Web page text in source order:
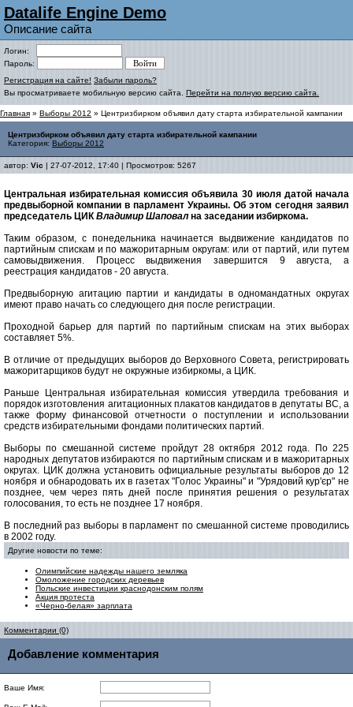
Datalife Engine Demo
Описание сайта
Логин:
Пароль:
Регистрация на сайте! Забыли пароль?
Вы просматриваете мобильную версию сайта. Перейти на полную версию сайта.
Главная » Выборы 2012 » Центризбирком объявил дату старта избирательной кампании
Центризбирком объявил дату старта избирательной кампании
Категория: Выборы 2012
автор: Vic | 27-07-2012, 17:40 | Просмотров: 5267
Центральная избирательная комиссия объявила 30 июля датой начала
предвыборной компании в парламент Украины. Об этом сегодня заявил
председатель ЦИКВладимир Шаповална заседании избиркома.
Таким образом, с понедельника начинается выдвижение кандидатов по
партийным спискам и по мажоритарным округам: или от партий, или путем
самовыдвижения. Процесс выдвижения завершится 9 августа, а
реестрация кандидатов - 20 августа.
Предвыборную агитацию партии и кандидаты в одномандатных округах
имеют право начать со следующего дня после регистрации.
Проходной барьер для партий по партийным спискам на этих выборах
составляет 5%.
В отличие от предыдущих выборов до Верховного Совета, регистрировать
мажоритарщиков будут не окружные избиркомы, а ЦИК.
Раньше Центральная избирательная комиссия утвердила требования и
порядок изготовления агитационных плакатов кандидатов в депутаты ВС, а
также форму финансовой отчетности о поступлении и использовании
средств избирательными фондами политических партий.
Выборы по смешанной системе пройдут 28 октября 2012 года. По 225
народных депутатов избираются по партийным спискам и в мажоритарных
округах. ЦИК должна установить официальные результаты выборов до 12
ноября и обнародовать их в газетах "Голос Украины" и "Урядовий кур'єр" не
позднее, чем через пять дней после принятия решения о результатах
голосования, то есть не позднее 17 ноября.
В последний раз выборы в парламент по смешанной системе проводились
в 2002 году.
Другие новости по теме:
Олимпийские надежды нашего земляка
Омоложение городских деревьев
Польские инвестиции краснодонским полям
Акция протеста
«Черно-белая» зарплата
Комментарии (0)
Добавление комментария
Ваше Имя: